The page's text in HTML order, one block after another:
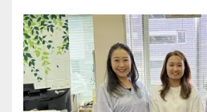
まずはカジュアル面談から
「応募する」からお気軽に
・9割が紹介の安定基盤
・一般企業～医療・学校法
・個人～大企業まで幅広く
・税務顧問＋資産税に関与